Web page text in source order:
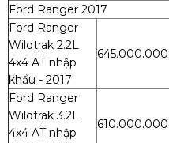
Ford Ranger 2017
Ford Ranger
Wildtrak 2.2L
4x4 AT nhập
khẩu - 2017
645.000.000
Ford Ranger
Wildtrak 3.2L
4x4 AT nhập
610.000.000